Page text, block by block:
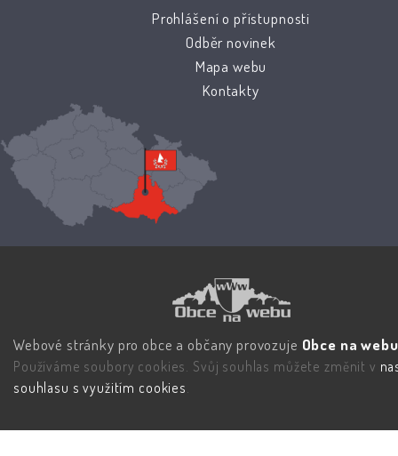
Prohlášení o přístupnosti
Odběr novinek
Mapa webu
Kontakty
Webové stránky pro obce a občany provozuje Obce na
Používáme soubory cookies. Svůj souhlas můžete změnit v
souhlasu s využitím cookies.